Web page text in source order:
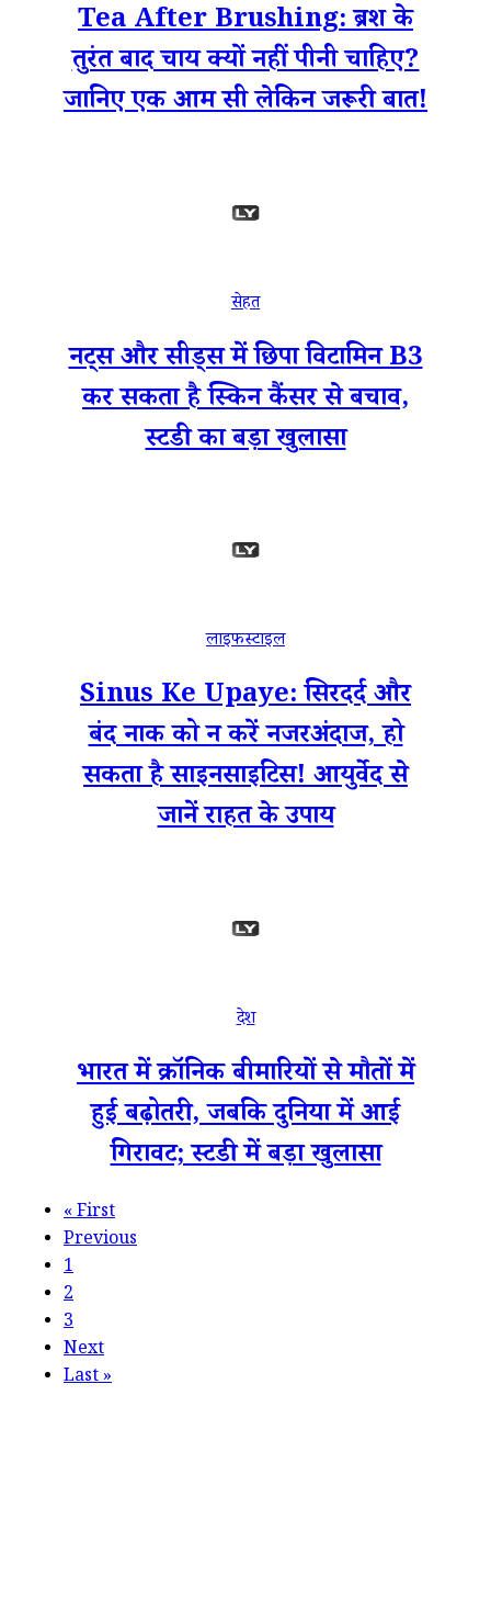
Tea After Brushing: ब्रश के
तुरंत बाद चाय क्यों नहीं पीनी चाहिए?
जानिए एक आम सी लेकिन जरूरी बात!
सेहत
नट्स और सीड्स में छिपा विटामिन B3
कर सकता है स्किन कैंसर से बचाव,
स्टडी का बड़ा खुलासा
लाइफस्टाइल
Sinus Ke Upaye: सिरदर्द और
बंद नाक को न करें नजरअंदाज, हो
सकता है साइनसाइटिस! आयुर्वेद से
जानें राहत के उपाय
देश
भारत में क्रॉनिक बीमारियों से मौतों में
हुई बढ़ोतरी, जबकि दुनिया में आई
गिरावट; स्टडी में बड़ा खुलासा
«First
Previous
1
2
3
Next
Last»